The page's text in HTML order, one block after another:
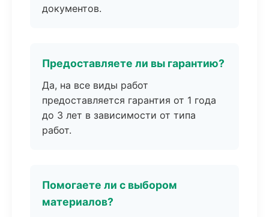
документов.
Предоставляете ли вы гарантию?
Да, на все виды работ
предоставляется гарантия от 1 года
до 3 лет в зависимости от типа
работ.
Помогаете ли с выбором
материалов?